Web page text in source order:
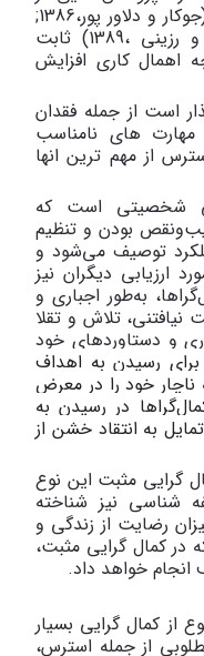
این حیطه صورت گرفته است از جمله (جوکار و دلاور پور،1386;
هاشمی رزینی،1389; تمدنی، حاتمی و رزینی ،1389) ثابت
اهمال کاری افزایش
است از جمله فقدان
مهارت های نامناسب
از مهم ترین انها
شخصیتی است که
بودن و تنظیم
توصیف می‌شود و
ارزیابی دیگران نیز
و اتو، 2006). کمال‌گراها، به‌طور اجباری و
نیافتنی، تلاش و تقلا
و دستاوردهای خود
رسیدن به اهداف
خود را در معرضِ
در رسیدن به
به انتقاد خشن از
گرایی مثبت این نوع
شناسی نیز شناخته
رضایت از زندگی و
در کمال‌ گرایی مثبت،
خواهد‌ داد.
از کمال‌ گرایی بسیار
از جمله استرس،